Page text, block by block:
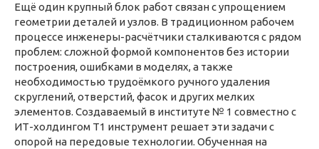
Ещё один крупный блок работ связан с упрощением
геометрии деталей и узлов. В традиционном рабочем
процессе инженеры-расчётчики сталкиваются с рядом
проблем: сложной формой компонентов без истории
построения, ошибками в моделях, а также
необходимостью трудоёмкого ручного удаления
скруглений, отверстий, фасок и других мелких
элементов. Создаваемый в институте № 1 совместно с
ИТ-холдингом Т1 инструмент решает эти задачи с
опорой на передовые технологии. Обученная на